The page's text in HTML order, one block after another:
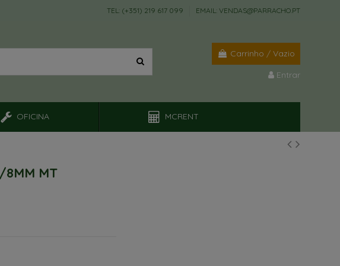
TEL: (+351) 219 617 099 EMAIL: VENDAS@PARRACHO.PT
Carrinho / Vazio
Entrar
OFICINA MCRENT
8MM MT